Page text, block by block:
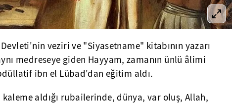
veziri ve "Siyasetname" kitabının yazarı
medreseye giden Hayyam, zamanın ünlü âlimi
ibn el Lübad'dan eğitim aldı.
kaleme aldığı rubailerinde, dünya, var oluş, Allah,